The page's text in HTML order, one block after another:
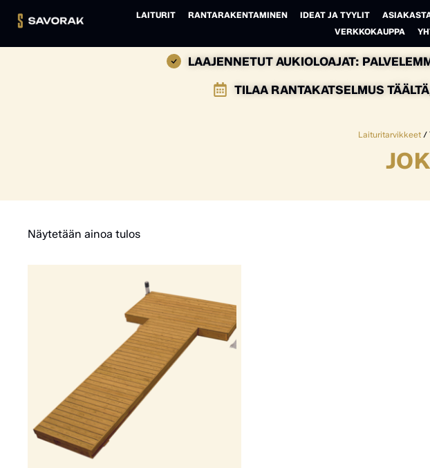
LAITURIT RANTARAKENTAMINEN IDEAT JA TYYLIT
VERKKOKAUPPA
LAAJENNETUT AUKIOLOAJAT:
TILAA RANTAKATSELMUS
Laituritarvikkeet/
Näytetään ainoa tulos